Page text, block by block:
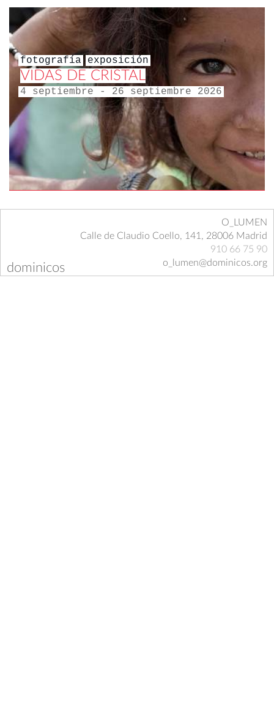
fotografía exposición
VIDAS DE CRISTAL
4 septiembre - 26 septiembre 2026
dominicos
O_LUMEN
Calle de Claudio Coello, 141, 28006 Madrid
910 66 75 90
o_lumen@dominicos.org